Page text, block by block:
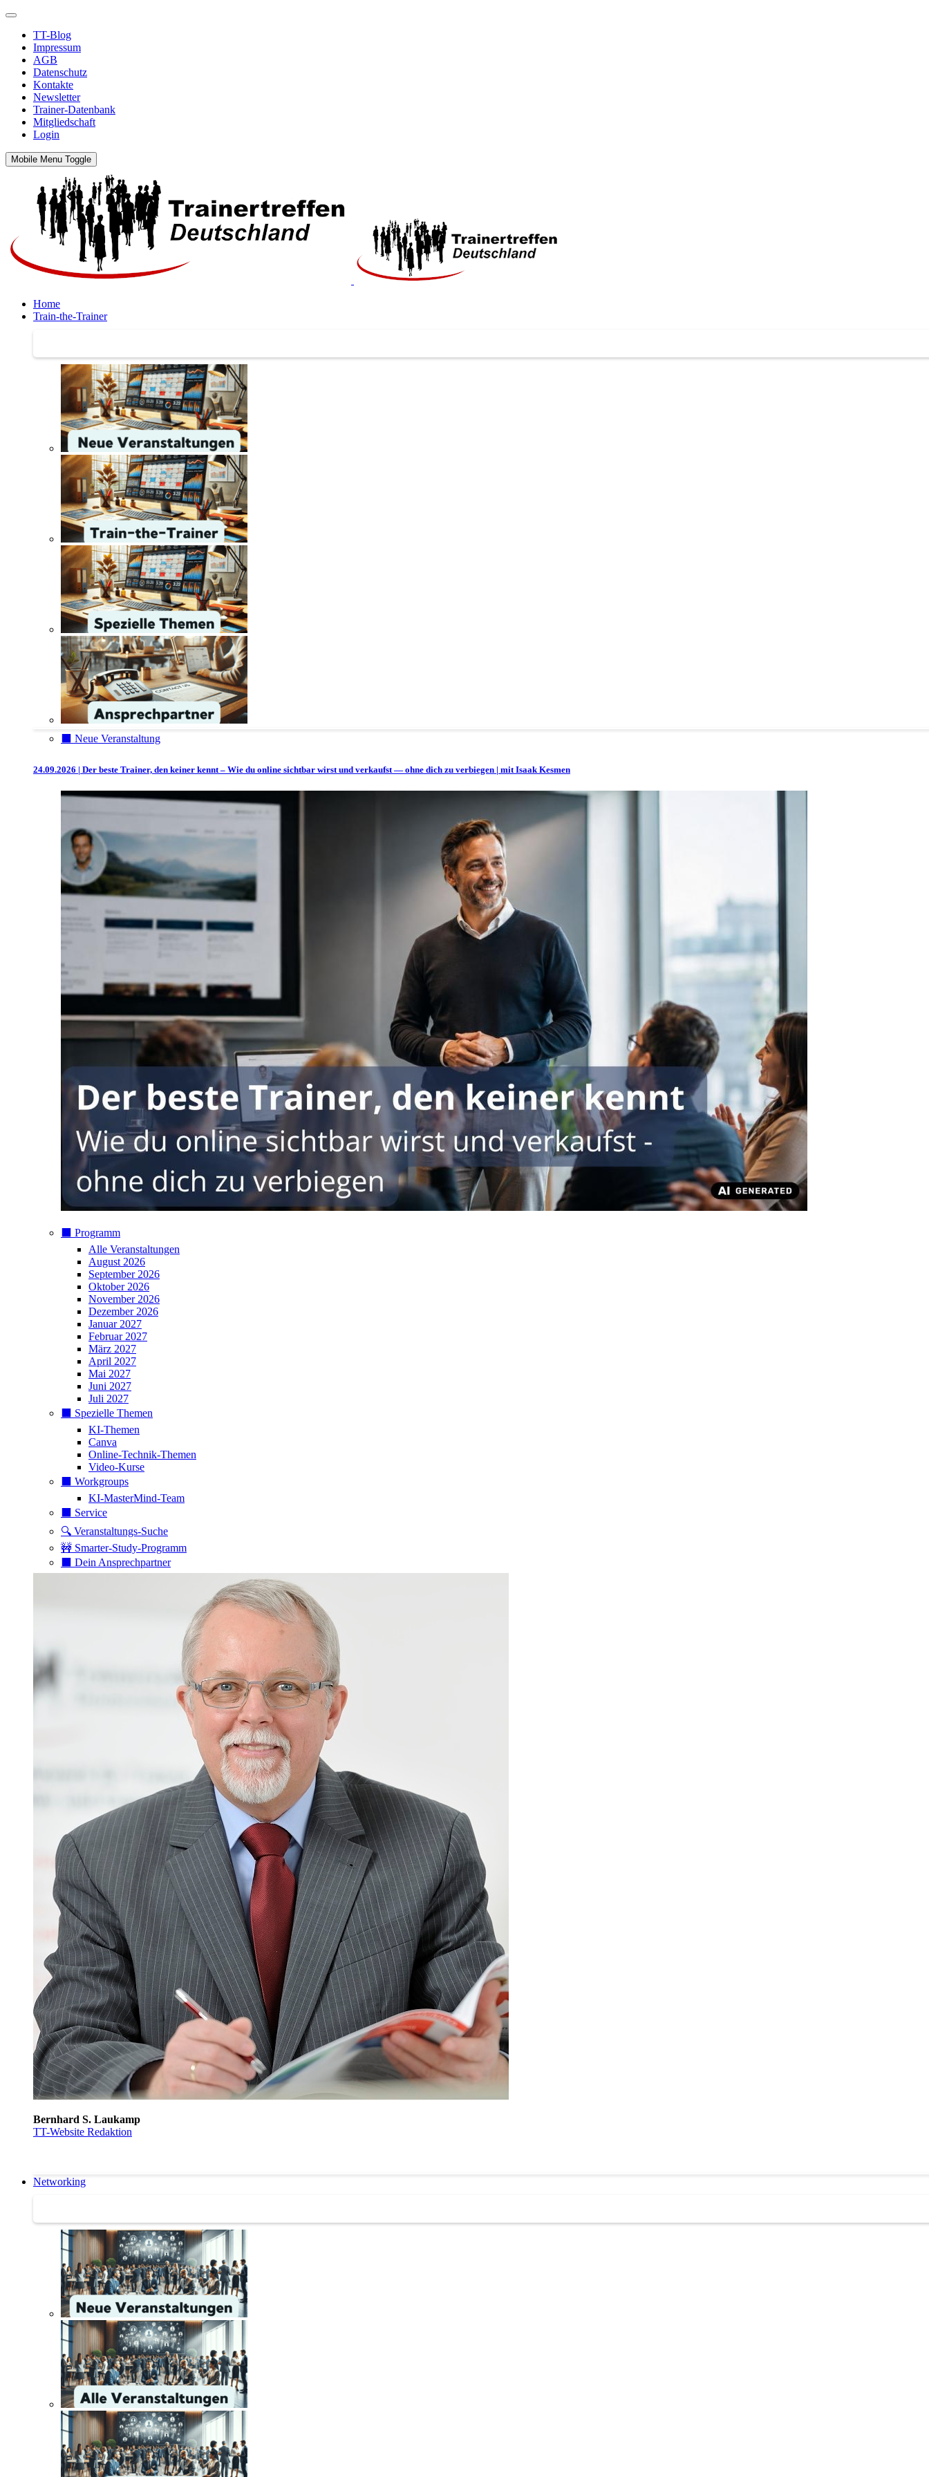
TT-Blog
Impressum
AGB
Datenschutz
Kontakte
Newsletter
Trainer-Datenbank
Mitgliedschaft
Login
Mobile Menu Toggle
Home
Train-the-Trainer
⬛️ Neue Veranstaltung
24.09.2026 | Der beste Trainer, den keiner kennt – Wie du online sichtbar wirst und verkaufst — ohne dich zu verbiegen | mit Isaak Kesmen
⬛️ Programm
Alle Veranstaltungen
August 2026
September 2026
Oktober 2026
November 2026
Dezember 2026
Januar 2027
Februar 2027
März 2027
April 2027
Mai 2027
Juni 2027
Juli 2027
⬛️ Spezielle Themen
KI-Themen
Canva
Online-Technik-Themen
Video-Kurse
⬛️ Workgroups
KI-MasterMind-Team
⬛️ Service
🔍 Veranstaltungs-Suche
🚧 Smarter-Study-Programm
⬛️ Dein Ansprechpartner
Bernhard S. Laukamp
TT-Website Redaktion
Networking